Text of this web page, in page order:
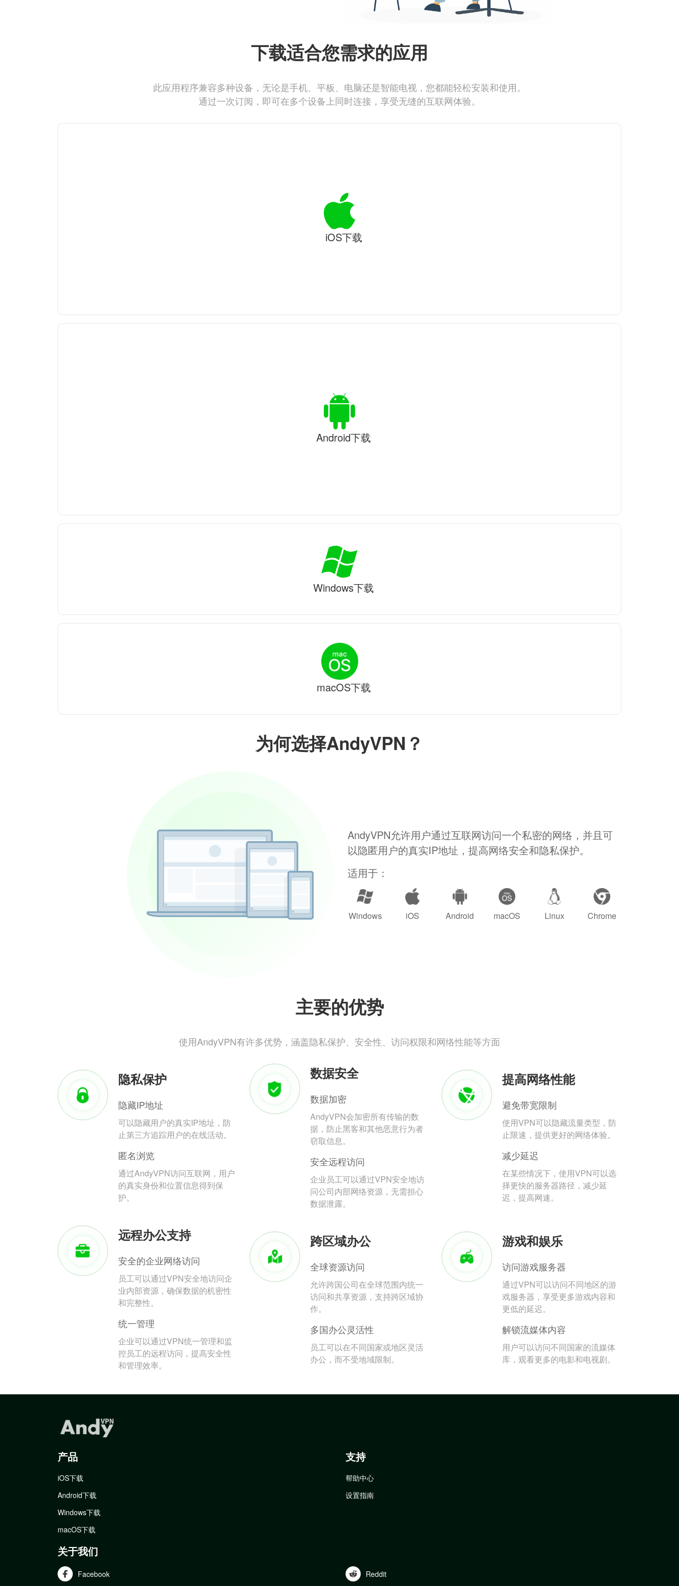
为何选择AndyVPN？
AndyVPN允许用户通过互联网访问一个私密的网络，并且可
以隐匿用户的真实IP地址，提高网络安全和隐私保护。
适用于：
Windows iOS Android macOS Linux Chrome
主要的优势
使用AndyVPN有许多优势，涵盖隐私保护、安全性、访问权限和网络性能等方面
隐私保护
隐藏IP地址
可以隐藏用户的真实IP地址，防
止第三方追踪用户的在线活动。
匿名浏览
通过AndyVPN访问互联网，用户
的真实身份和位置信息得到保
护。
数据安全
数据加密
AndyVPN会加密所有传输的数
据，防止黑客和其他恶意行为者
窃取信息。
安全远程访问
企业员工可以通过VPN安全地访
问公司内部网络资源，无需担心
数据泄露。
提高网络性能
避免带宽限制
使用VPN可以隐藏流量类型，防
止限速，提供更好的网络体验。
减少延迟
在某些情况下，使用VPN可以选
择更快的服务器路径，减少延
迟，提高网速。
远程办公支持
安全的企业网络访问
员工可以通过VPN安全地访问企
业内部资源，确保数据的机密性
和完整性。
统一管理
企业可以通过VPN统一管理和监
控员工的远程访问，提高安全性
和管理效率。
跨区域办公
全球资源访问
允许跨国公司在全球范围内统一
访问和共享资源，支持跨区域协
作。
多国办公灵活性
员工可以在不同国家或地区灵活
办公，而不受地域限制。
游戏和娱乐
访问游戏服务器
通过VPN可以访问不同地区的游
戏服务器，享受更多游戏内容和
更低的延迟。
解锁流媒体内容
用户可以访问不同国家的流媒体
库，观看更多的电影和电视剧。
下载适合您需求的应用
此应用程序兼容多种设备，无论是手机、平板、电脑还是智能电视，您都能轻松安装和使用。
通过一次订阅，即可在多个设备上同时连接，享受无缝的互联网体验。
iOS下载
Android下载
Windows下载
macOS下载
产品
iOS下载
Android下载
Windows下载
macOS下载
支持
帮助中心
设置指南
关于我们
Facebook Reddit